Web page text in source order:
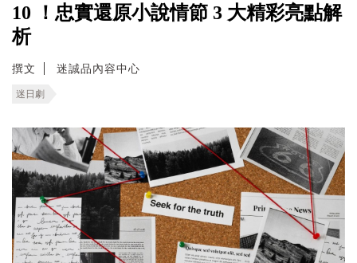
10 ！忠實還原小說情節 3 大精彩亮點解
析
撰文 迷誠品內容中心
迷日劇